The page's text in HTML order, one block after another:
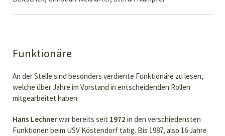
Funktionäre
An der Stelle sind besonders verdiente Funktionäre zu lesen,
welche über Jahre im Vorstand in entscheidenden Rollen
mitgearbeitet haben:
Hans Lechnerwar bereits seit 1972 in den verschiedensten
Funktionen beim USV Köstendorf tätig. Bis 1987, also 16 Jahre